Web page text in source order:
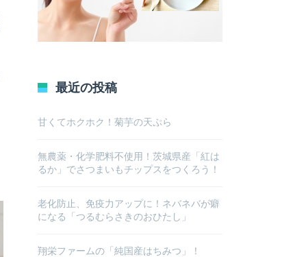
最近の投稿
甘くてホクホク！菊芋の天ぷら
無農薬・化学肥料不使用！茨城県産「紅は
るか」でさつまいもチップスをつくろう！
老化防止、免疫力アップに！ネバネバが癖
になる「つるむらさきのおひたし」
翔栄ファームの「純国産はちみつ」！